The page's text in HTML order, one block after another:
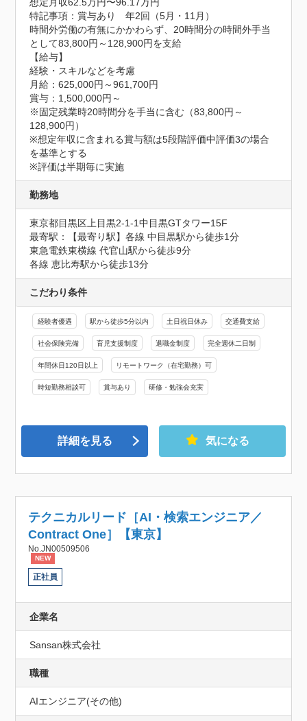
特記事項：賞与あり　年2回（5月・11月）
時間外労働の有無にかかわらず、20時間分の時間外手当
として83,800円～128,900円を支給
【給与】
経験・スキルなどを考慮
月給：625,000円～961,700円
賞与：1,500,000円～
※固定残業時20時間分を手当に含む（83,800円～
128,900円）
※想定年収に含まれる賞与額は5段階評価中評価3の場合
を基準とする
※評価は半期毎に実施
勤務地
東京都目黒区上目黒2-1-1中目黒GTタワー15F
最寄駅：【最寄り駅】各線 中目黒駅から徒歩1分
東急電鉄東横線 代官山駅から徒歩9分
各線 恵比寿駅から徒歩13分
こだわり条件
経験者優遇 駅から徒歩5分以内 土日祝日休み 交通費支給
社会保険完備 育児支援制度 退職金制度 完全週休二日制
年間休日120日以上 リモートワーク（在宅勤務）可
時短勤務相談可 賞与あり 研修・勉強会充実
詳細を見る 気になる
テクニカルリード［AI・検索エンジニア／
Contract One］【東京】
No.JN00509506
NEW
正社員
企業名
Sansan株式会社
職種
AIエンジニア(その他)